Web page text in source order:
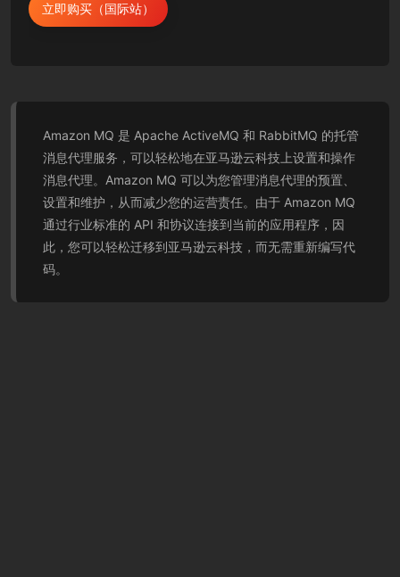
立即购买（国际站）
Amazon MQ 是 Apache ActiveMQ 和 RabbitMQ 的托管
消息代理服务，可以轻松地在亚马逊云科技上设置和操作
消息代理。Amazon MQ 可以为您管理消息代理的预置、
设置和维护，从而减少您的运营责任。由于 Amazon MQ
通过行业标准的 API 和协议连接到当前的应用程序，因
此，您可以轻松迁移到亚马逊云科技，而无需重新编写代
码。